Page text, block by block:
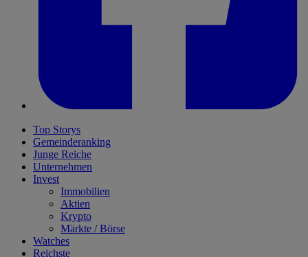
Top Storys
Gemeinderanking
Junge Reiche
Unternehmen
Invest
Immobilien
Aktien
Krypto
Märkte / Börse
Watches
Reichste